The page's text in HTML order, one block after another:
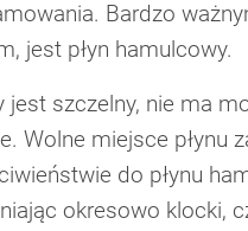
Bardzo
jest płyn hamulcowy.
jest szczelny, nie ma
Wolne miejsce
do płynu
okresowo klocki,